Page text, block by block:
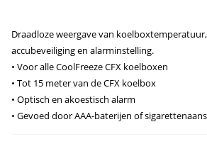
Draadloze weergave van
accubeveiliging en alarminstelling.
• Voor alle CoolFreeze CFX koelboxen
• Tot 15 meter van de CFX koelbox
• Optisch en akoestisch alarm
• Gevoed door AAA-baterijen of